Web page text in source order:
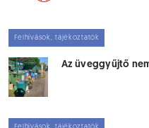
Felhívások, tájékoztatók
Az üveggyűjtő